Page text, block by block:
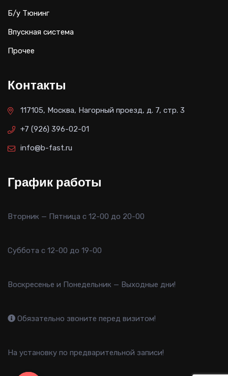
Б/у Тюнинг
Впускная система
Прочее
Контакты
117105, Москва, Нагорный проезд, д. 7, стр. 3
+7 (926) 396-02-01
info@b-fast.ru
График работы
Вторник — Пятница с 12-00 до 20-00
Суббота с 12-00 до 19-00
Воскресенье и Понедельник — Выходные дни!
Обязательно звоните перед визитом!
На установку по предварительной записи!